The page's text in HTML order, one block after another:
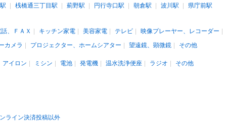
桟橋通三丁目駅 薊野駅 円行寺口駅 朝倉駅 波川駅
県庁前駅
話、ＦＡＸ キッチン家電 美容家電 テレビ 映像プレーヤー、レコーダー
カメラ プロジェクター、ホームシアター 望遠鏡、顕微鏡 その他
アイロン ミシン 電池 発電機 温水洗浄便座 ラジオ その他
ライン決済投稿以外